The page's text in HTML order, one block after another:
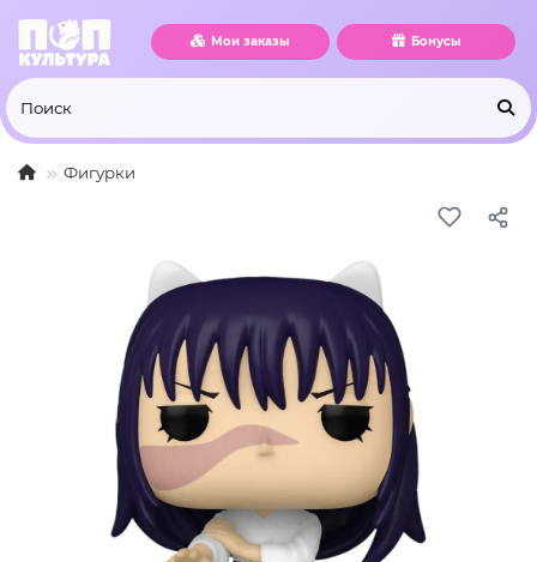
Мои заказы Бонусы
Фигурки